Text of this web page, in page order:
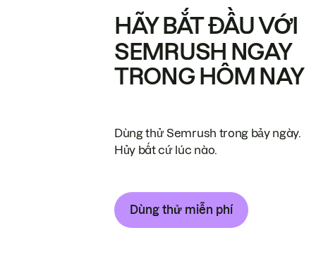
HÃY BẮT ĐẦU VỚI
SEMRUSH NGAY
TRONG HÔM NAY
Dùng thử Semrush trong bảy ngày.
Hủy bất cứ lúc nào.
Dùng thử miễn phí